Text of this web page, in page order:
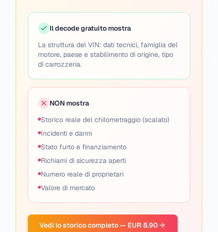
Il decode gratuito mostra
La struttura del VIN: dati tecnici, famiglia del
motore, paese e stabilimento di origine, tipo
di carrozzeria.
NON mostra
Storico reale del chilometraggio (scalato)
Incidenti e danni
Stato furto e finanziamento
Richiami di sicurezza aperti
Numero reale di proprietari
Valore di mercato
Vedi lo storico completo — EUR 8.90